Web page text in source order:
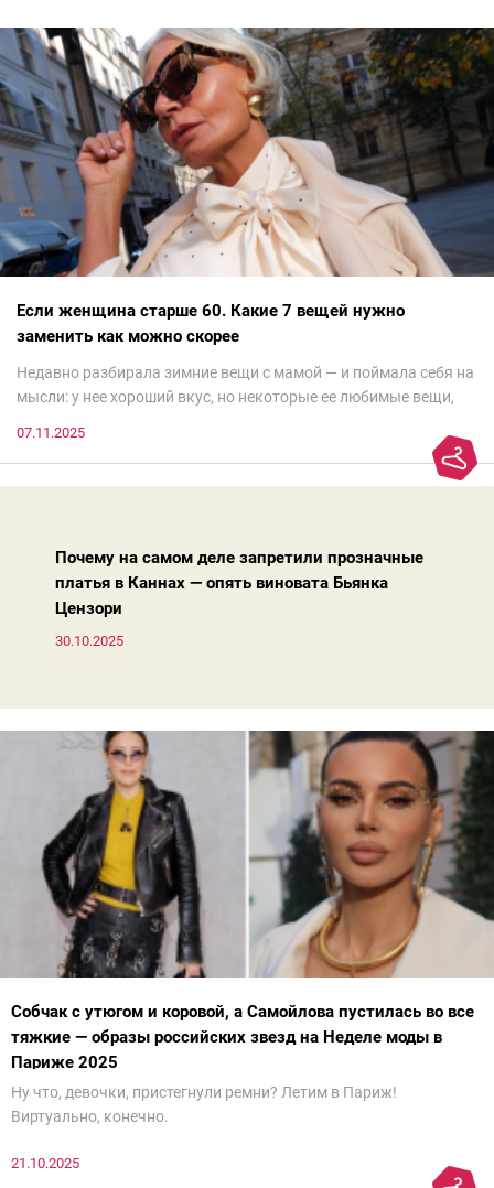
Если женщина старше 60. Какие 7 вещей нужно
заменить как можно скорее
Недавно разбирала зимние вещи с мамой — и поймала себя на
мысли: у нее хороший вкус, но некоторые ее любимые вещи,
моды. Вовсе нет.Проблема в том, что сама мода сделала шаг
07.11.2025
Почему на самом деле запретили прозначные
платья в Каннах — опять виновата Бьянка
Цензори
30.10.2025
Собчак с утюгом и коровой, а Самойлова пустилась во все
тяжкие — образы российских звезд на Неделе моды в
Париже 2025
Ну что, девочки, пристегнули ремни? Летим в Париж!
Виртуально, конечно.
21.10.2025